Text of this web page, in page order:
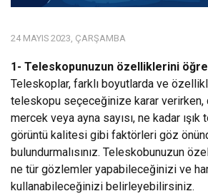
24 MAYIS 2023, ÇARŞAMBA
1- Teleskopunuzun özelliklerini
Teleskoplar, farklı boyutlarda ve
teleskopu seçeceğinize karar verirken,
mercek veya ayna sayısı, ne kadar
görüntü kalitesi gibi faktörleri göz
bulundurmalısınız. Teleskobunuzun
ne tür gözlemler yapabileceğinizi ve
kullanabileceğinizi belirleyebilirsiniz.